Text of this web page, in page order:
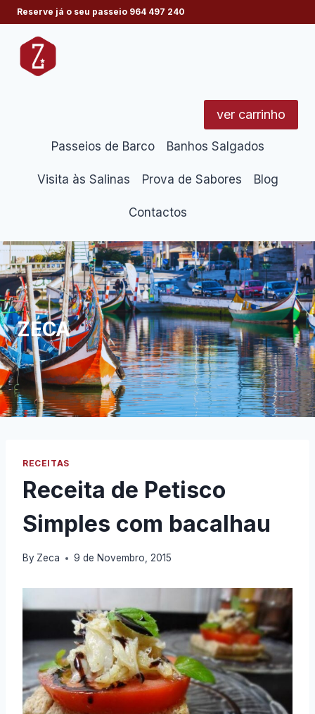
Skip
to
content
Reserve já o seu passeio 964 497 240
ver carrinho
Passeios de Barco Banhos Salgados
Visita às Salinas Prova de Sabores Blog
Contactos
ZECA
RECEITAS
Receita de Petisco
Simples com bacalhau
By Zeca 9 de Novembro, 2015